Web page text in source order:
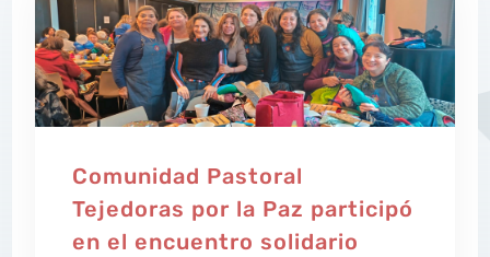
Comunidad Pastoral
Tejedoras por la Paz participó
en el encuentro solidario